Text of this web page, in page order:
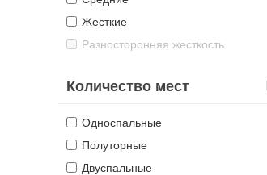
Жесткие
Разносторонняя жесткость
Количество мест
Односпальные
Полуторные
Двуспальные